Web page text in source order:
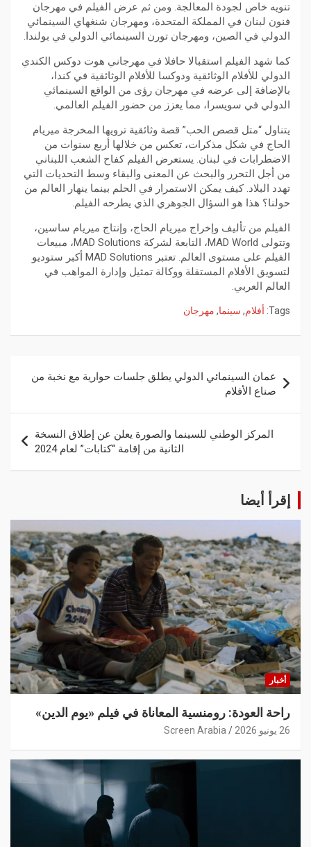
تنويه خاص لجودة المعالجة. ومن ثم عرض الفيلم في مهرجان
فنون لبنان في المملكة المتحدة، ومهرجان شنغهاي السينمائي
الدولي في الصين، ومهرجان تورن السينمائي الدولي في بولندا.
كما شهد الفيلم استقبالا حافلا في مهرجاني هوت دوكس الكندي
الدولي للأفلام الوثائقية ودوكسا للأفلام الوثائقية في كندا،
بالإضافة إلى عرضه في مهرجان رؤى من الواقع السينمائي
الدولي في سويسرا، مما يعزز من حضور الفيلم العالمي.
يتناول “متل قصص الحب” قصة وثائقية ترويها المخرجة ميريام
الحاج في شكل مذكرات، تعكس من خلالها أربع سنوات من
الاضطرابات في لبنان. يستعرض الفيلم كفاح الشعب اللبناني
من أجل التحرر والبحث عن المعنى والبقاء وسط التحديات التي
تهدد البلاد. كيف يمكن الاستمرار في الحلم بينما ينهار العالم من
حولنا؟ هذا هو السؤال الجوهري الذي يطرحه الفيلم.
الفيلم من تأليف وإخراج ميريام الحاج، وإنتاج ميريام ساسين،
وتتولى MAD World، التابعة لشركة MAD Solutions، مبيعات
الفيلم على مستوى العالم. تعتبر MAD Solutions أكبر ستوديو
لتسويق الأفلام المستقلة ووكالة تمثيل وإدارة المواهب في
العالم العربي.
Tags: أفلام, سينما, مهرجان
عمان السينمائي الدولي يطلق جلسات حوارية مع نخبة من
صناع الأفلام
المركز الوطني للسينما والصورة يعلن عن إطلاق النسخة
الثانية من إقامة “كتابات” لعام 2024
إقرأ أيضا
أخبار
راحة العودة: رومنسية المعاناة في فيلم «يوم الدين»
26 يونيو 2026 Screen Arabia